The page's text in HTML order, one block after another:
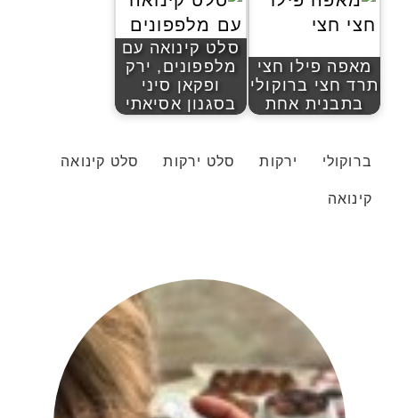
מאפה פילו חצי
תרד חצי ברוקולי
בתבנית אחת
סלט קינואה עם
מלפפונים, ירק
ופקאן סיני
בסגנון אסיאתי
ברוקולי ירקות סלט ירקות סלט קינואה
קינואה